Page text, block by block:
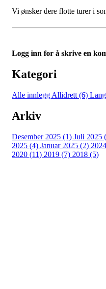
Vi ønsker dere flotte turer i
Logg inn for å skrive en
Kategori
Alle innlegg Allidrett (6)
Arkiv
Desember 2025 (1) Juli 2025
2025 (4) Januar 2025 (2)
2020 (11) 2019 (7) 2018 (5)